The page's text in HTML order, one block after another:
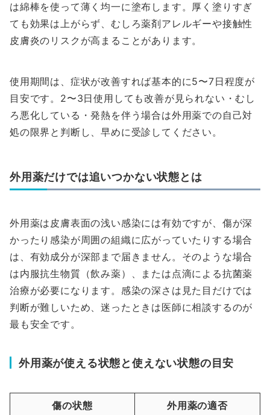
は綿棒を使って薄く均一に塗布します。厚く塗りすぎ
ても効果は上がらず、むしろ薬剤アレルギーや接触性
皮膚炎のリスクが高まることがあります。
使用期間は、症状が改善すれば基本的に5〜7日程度が
目安です。2〜3日使用しても改善が見られない・むし
ろ悪化している・発熱を伴う場合は外用薬での自己対
処の限界と判断し、早めに受診してください。
外用薬だけでは追いつかない状態とは
外用薬は皮膚表面の浅い感染には有効ですが、傷が深
かったり感染が周囲の組織に広がっていたりする場合
は、有効成分が深部まで届きません。そのような場合
は内服抗生物質（飲み薬）、または点滴による抗菌薬
治療が必要になります。感染の深さは見た目だけでは
判断が難しいため、迷ったときは医師に相談するのが
最も安全です。
外用薬が使える状態と使えない状態の目安
傷の状態 外用薬の適否